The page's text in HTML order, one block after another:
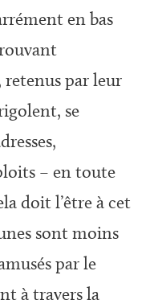
en bas
retenus par leur
se
– en toute
doit l’être à cet
sont moins
par le
à travers la